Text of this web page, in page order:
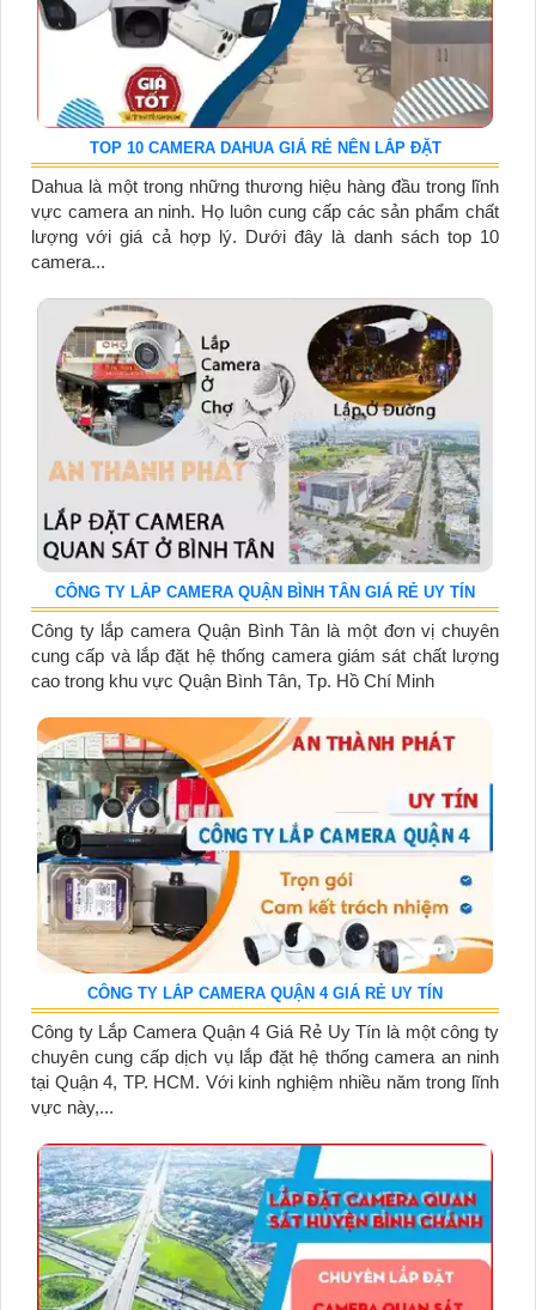
TOP 10 CAMERA DAHUA GIÁ RẺ NÊN LẮP ĐẶT
Dahua là một trong những thương hiệu hàng đầu trong lĩnh
vực camera an ninh. Họ luôn cung cấp các sản phẩm chất
lượng với giá cả hợp lý. Dưới đây là danh sách top 10
camera...
CÔNG TY LẮP CAMERA QUẬN BÌNH TÂN GIÁ RẺ UY TÍN
Công ty lắp camera Quận Bình Tân là một đơn vị chuyên
cung cấp và lắp đặt hệ thống camera giám sát chất lượng
cao trong khu vực Quận Bình Tân, Tp. Hồ Chí Minh
CÔNG TY LẮP CAMERA QUẬN 4 GIÁ RẺ UY TÍN
Công ty Lắp Camera Quận 4 Giá Rẻ Uy Tín là một công ty
chuyên cung cấp dịch vụ lắp đặt hệ thống camera an ninh
tại Quận 4, TP. HCM. Với kinh nghiệm nhiều năm trong lĩnh
vực này,...